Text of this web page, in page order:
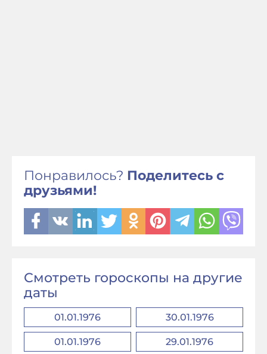
Понравилось? Поделитесь с
друзьями!
Смотреть гороскопы на другие
даты
01.01.1976 30.01.1976
01.01.1976 29.01.1976